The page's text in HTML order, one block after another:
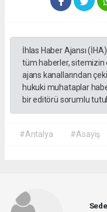
İhlas Haber Ajansı
tüm haberler,
ajans kanallarından
hukuki muhataplar
bir editörü sorumlu
#Antalya #Asayiş